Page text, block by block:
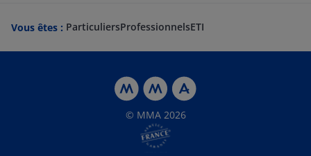
Vous êtes : ParticuliersProfessionnelsETI
© MMA 2026